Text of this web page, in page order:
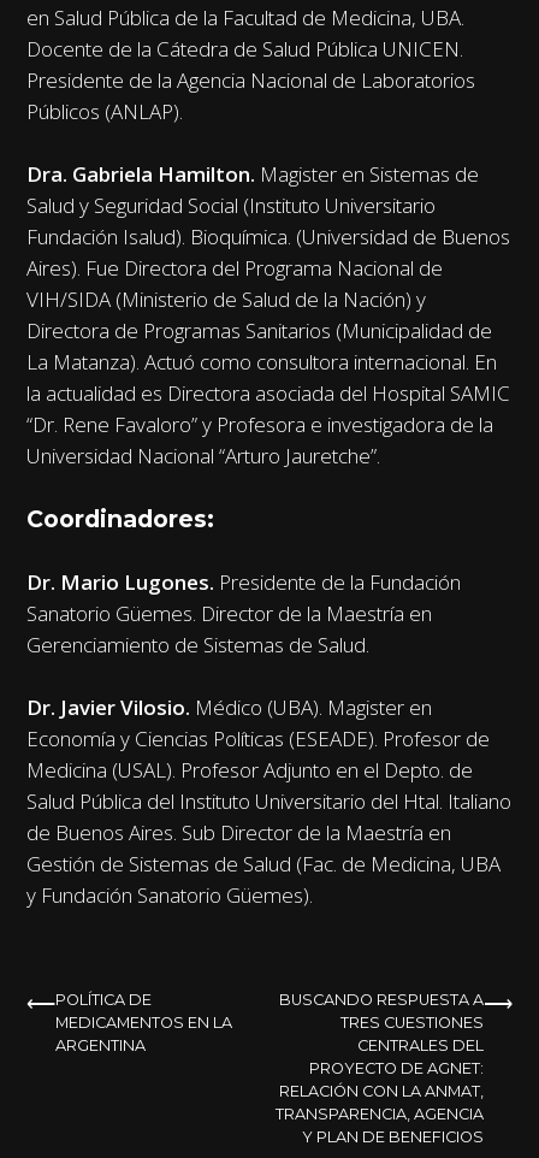
en Salud Pública de la Facultad de Medicina, UBA.
Docente de la Cátedra de Salud Pública UNICEN.
Presidente de la Agencia Nacional de Laboratorios
Públicos (ANLAP).
Dra. Gabriela Hamilton. Magister en Sistemas de
Salud y Seguridad Social (Instituto Universitario
Fundación Isalud). Bioquímica. (Universidad de Buenos
Aires). Fue Directora del Programa Nacional de
VIH/SIDA (Ministerio de Salud de la Nación) y
Directora de Programas Sanitarios (Municipalidad de
La Matanza). Actuó como consultora internacional. En
la actualidad es Directora asociada del Hospital SAMIC
“Dr. Rene Favaloro” y Profesora e investigadora de la
Universidad Nacional “Arturo Jauretche”.
Coordinadores:
Dr. Mario Lugones. Presidente de la Fundación
Sanatorio Güemes. Director de la Maestría en
Gerenciamiento de Sistemas de Salud.
Dr. Javier Vilosio. Médico (UBA). Magister en
Economía y Ciencias Políticas (ESEADE). Profesor de
Medicina (USAL). Profesor Adjunto en el Depto. de
Salud Pública del Instituto Universitario del Htal. Italiano
de Buenos Aires. Sub Director de la Maestría en
Gestión de Sistemas de Salud (Fac. de Medicina, UBA
y Fundación Sanatorio Güemes).
NAVEGACIÓN
DE
POLÍTICA DE
MEDICAMENTOS EN LA
ARGENTINA
BUSCANDO RESPUESTA A
TRES CUESTIONES
CENTRALES DEL
PROYECTO DE AGNET:
RELACIÓN CON LA ANMAT,
TRANSPARENCIA, AGENCIA
Y PLAN DE BENEFICIOS